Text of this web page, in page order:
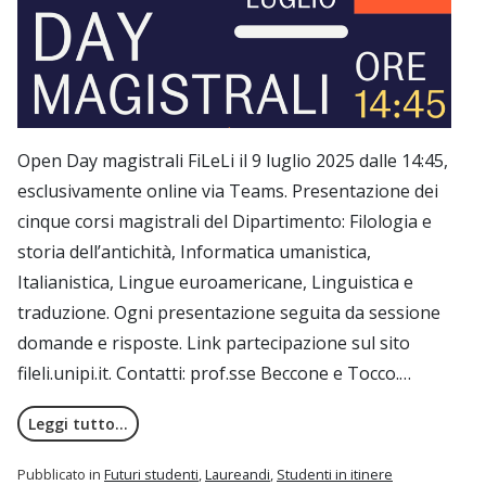
Open Day magistrali FiLeLi il 9 luglio 2025 dalle 14:45,
esclusivamente online via Teams. Presentazione dei
cinque corsi magistrali del Dipartimento: Filologia e
storia dell’antichità, Informatica umanistica,
Italianistica, Lingue euroamericane, Linguistica e
traduzione. Ogni presentazione seguita da sessione
domande e risposte. Link partecipazione sul sito
fileli.unipi.it. Contatti: prof.sse Beccone e Tocco.…
Leggi tutto…
Pubblicato in Futuri studenti,Laureandi, Studenti in itinere